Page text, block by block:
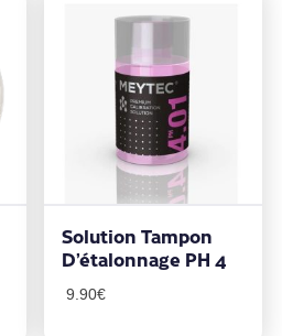
Solution Tampon
D’étalonnage PH 4
9.90€